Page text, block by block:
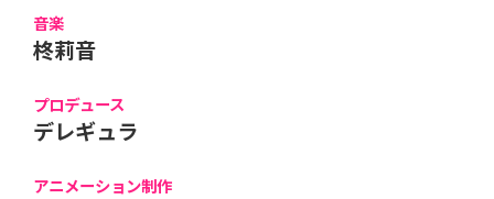
音楽
柊莉音
プロデュース
デレギュラ
アニメーション制作